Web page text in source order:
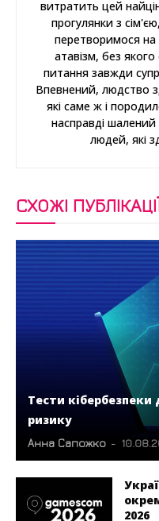
витратить цей
прогулянки з
перетворимося
атавізм, без
питання завжди
Впевнений, людство
які саме ж і
насправді
людей, які
СХОЖІ
Тести
ризику
Анна Сапожко -
2026